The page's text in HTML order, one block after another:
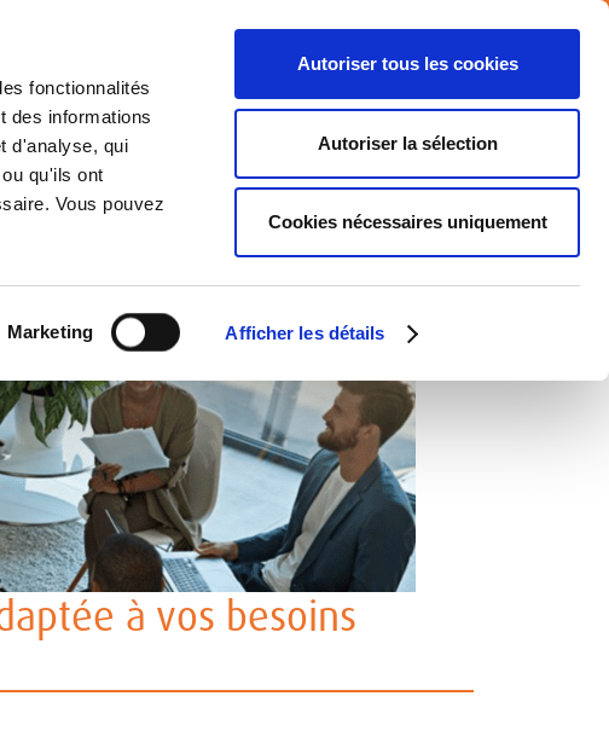
fonctionnalités
des informations
d'analyse, qui
qu'ils ont
Vous pouvez
Marketing Afficher les détails
Autoriser tous les cookies
Autoriser la sélection
Cookies nécessaires uniquement
Offres d’emploi Nouvelles MY ATALIAN
NOS IMPLANTATIONS
à vos besoins